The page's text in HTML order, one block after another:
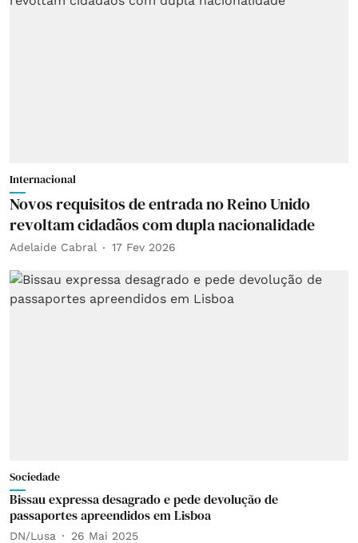
Internacional
Novos requisitos de entrada no Reino Unido
revoltam cidadãos com dupla nacionalidade
Adelaide Cabral 17 Fev 2026
Sociedade
Bissau expressa desagrado e pede devolução de
passaportes apreendidos em Lisboa
DN/Lusa 26 Mai 2025